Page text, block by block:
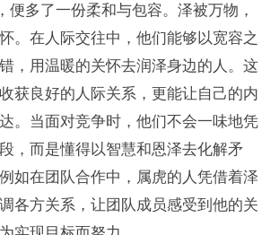
便多了一份柔和与包容。泽被万物，
。在人际交往中，他们能够以宽容之
，用温暖的关怀去润泽身边的人。这
获良好的人际关系，更能让自己的内
。当面对竞争时，他们不会一味地凭
，而是懂得以智慧和恩泽去化解矛
如在团队合作中，属虎的人凭借着泽
各方关系，让团队成员感受到他的关